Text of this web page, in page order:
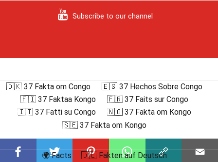
Subscribe to our channel
🇩🇰 37 Fakta om Congo
🇪🇸 37 Hechos Sobre Congo
🇫🇮 37 Faktaa Kongo
🇫🇷 37 Faits sur Congo
🇮🇹 37 Fatti su Congo
🇳🇴 37 Fakta om Kongo
🇸🇪 37 Fakta om Kongo
🌍 Facts 🇩🇪 Fakten auf Deutsch